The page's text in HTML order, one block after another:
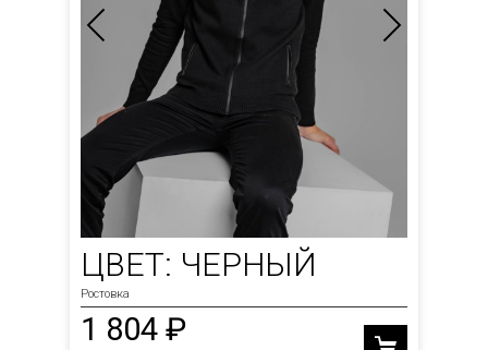
ЦВЕТ: ЧЕРНЫЙ
Ростовка
1 804 ₽